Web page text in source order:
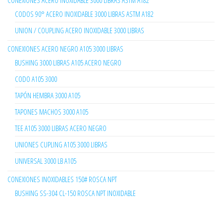
CODOS 90° ACERO INOXIDABLE 3000 LIBRAS ASTM A182
UNION / COUPLING ACERO INOXIDABLE 3000 LIBRAS
CONEXIONES ACERO NEGRO A105 3000 LIBRAS
BUSHING 3000 LIBRAS A105 ACERO NEGRO
CODO A105 3000
TAPÓN HEMBRA 3000 A105
TAPONES MACHOS 3000 A105
TEE A105 3000 LIBRAS ACERO NEGRO
UNIONES CUPLING A105 3000 LIBRAS
UNIVERSAL 3000 LB A105
CONEXIONES INOXIDABLES 150# ROSCA NPT
BUSHING SS-304 CL-150 ROSCA NPT INOXIDABLE